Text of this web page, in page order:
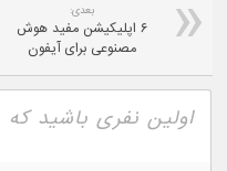
بعدی:
۶ اپلیکیشن مفید هوش
مصنوعی برای آیفون